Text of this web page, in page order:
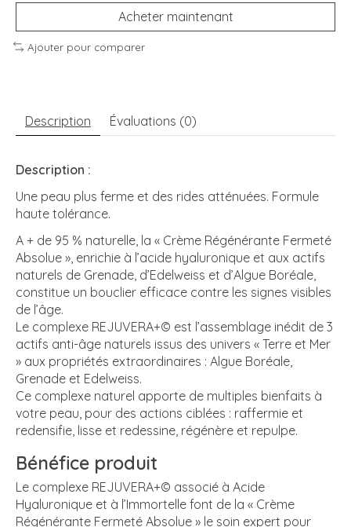
Acheter maintenant
Ajouter pour comparer
Description Évaluations (0)
Description :
Une peau plus ferme et des rides atténuées. Formule
haute tolérance.
A + de 95 % naturelle, la « Crème Régénérante Fermeté
Absolue », enrichie à l’acide hyaluronique et aux actifs
naturels de Grenade, d’Edelweiss et d’Algue Boréale,
constitue un bouclier efficace contre les signes visibles
de l’âge.
Le complexe REJUVERA+© est l’assemblage inédit de 3
actifs anti-âge naturels issus des univers « Terre et Mer
» aux propriétés extraordinaires : Algue Boréale,
Grenade et Edelweiss.
Ce complexe naturel apporte de multiples bienfaits à
votre peau, pour des actions ciblées : raffermie et
redensifie, lisse et redessine, régénère et repulpe.
Bénéfice produit
Le complexe REJUVERA+© associé à Acide
Hyaluronique et à l’Immortelle font de la « Crème
Régénérante Fermeté Absolue » le soin expert pour